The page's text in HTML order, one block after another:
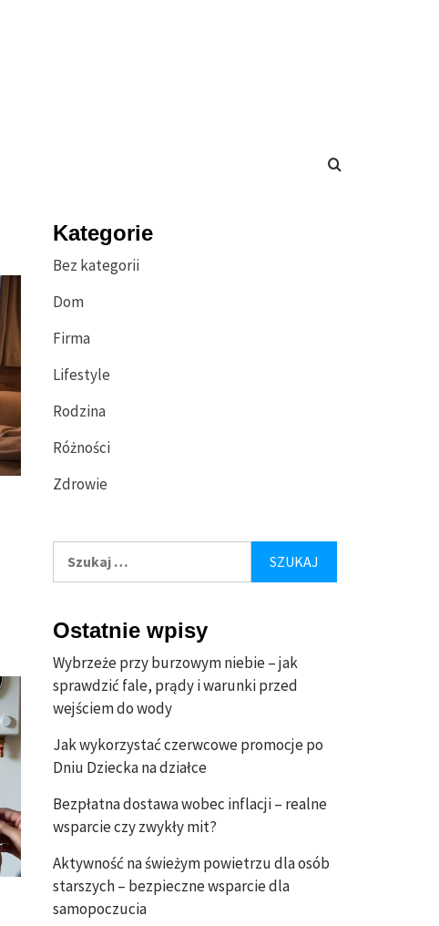
Kategorie
Bez kategorii
Dom
Firma
Lifestyle
Rodzina
Różności
Zdrowie
Ostatnie wpisy
Wybrzeże przy burzowym niebie – jak
sprawdzić fale, prądy i warunki przed
wejściem do wody
Jak wykorzystać czerwcowe promocje po
Dniu Dziecka na działce
Bezpłatna dostawa wobec inflacji – realne
wsparcie czy zwykły mit?
Aktywność na świeżym powietrzu dla osób
starszych – bezpieczne wsparcie dla
samopoczucia